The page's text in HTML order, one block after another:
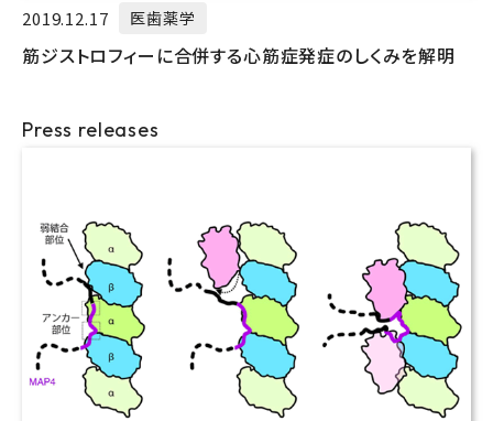
2019.12.17 医歯薬学
筋ジストロフィーに合併する心筋症発症のしくみを解明
Press releases